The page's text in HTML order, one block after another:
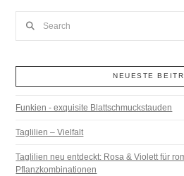
NEUESTE
Funkien - exquisite Blattschmuckstauden
Taglilien – Vielfalt
Taglilien neu entdeckt: Rosa & Violett für
Pflanzkombinationen